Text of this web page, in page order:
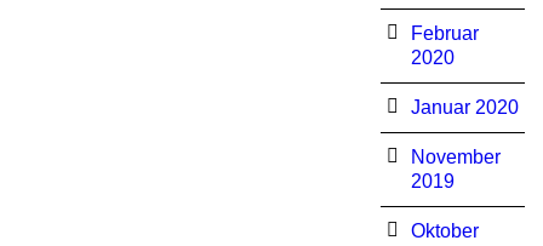
Februar
2020
Januar 2020
November
2019
Oktober